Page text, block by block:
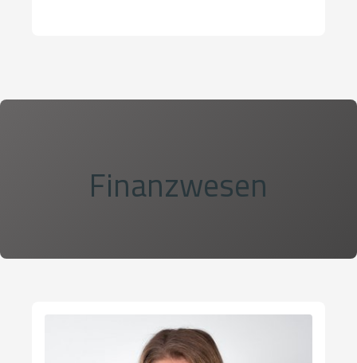
Finanzwesen